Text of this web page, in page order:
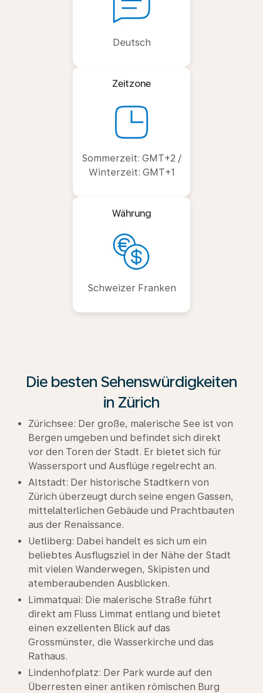
Deutsch
Zeitzone
Sommerzeit: GMT+2 /
Winterzeit: GMT+1
Währung
Schweizer Franken
Die besten Sehenswürdigkeiten
in Zürich
Zürichsee: Der große, malerische See ist von
Bergen umgeben und befindet sich direkt
vor den Toren der Stadt. Er bietet sich für
Wassersport und Ausflüge regelrecht an.
Altstadt: Der historische Stadtkern von
Zürich überzeugt durch seine engen Gassen,
mittelalterlichen Gebäude und Prachtbauten
aus der Renaissance.
Uetliberg: Dabei handelt es sich um ein
beliebtes Ausflugsziel in der Nähe der Stadt
mit vielen Wanderwegen, Skipisten und
atemberaubenden Ausblicken.
Limmatquai: Die malerische Straße führt
direkt am Fluss Limmat entlang und bietet
einen exzellenten Blick auf das
Grossmünster, die Wasserkirche und das
Rathaus.
Lindenhofplatz: Der Park wurde auf den
Überresten einer antiken römischen Burg